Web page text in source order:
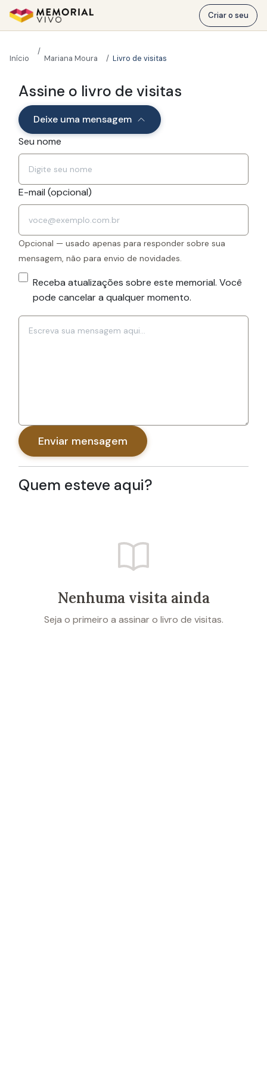
Ir para o conteúdo principal
Criar o seu
Início Mariana Moura Livro de visitas
Mariana Moura
Assine o livro de visitas
Deixe uma mensagem
Deixe uma mensagem neste
Seu nome
E-mail (opcional)
Opcional — usado apenas para responder sobre sua
mensagem, não para envio de novidades.
Receba atualizações sobre este memorial. Você
pode cancelar a qualquer momento.
Sua mensagem
Enviar mensagem
Quem esteve aqui?
Nenhuma visita ainda
Seja o primeiro a assinar o livro de visitas.